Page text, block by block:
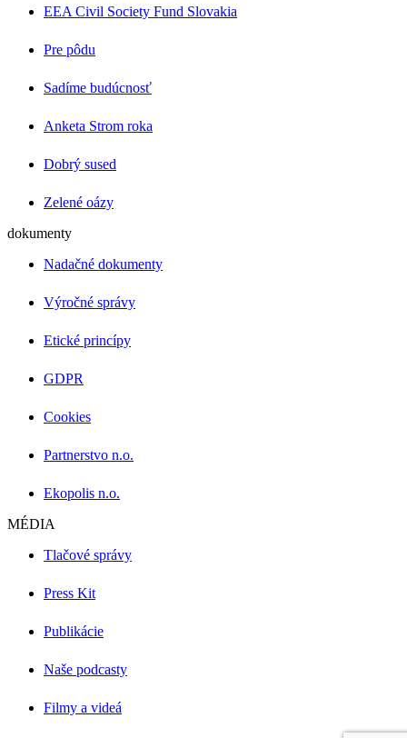
EEA Civil Society Fund Slovakia
Pre pôdu
Sadíme budúcnosť
Anketa Strom roka
Dobrý sused
Zelené oázy
dokumenty
Nadačné dokumenty
Výročné správy
Etické princípy
GDPR
Cookies
Partnerstvo n.o.
Ekopolis n.o.
MÉDIA
Tlačové správy
Press Kit
Publikácie
Naše podcasty
Filmy a videá